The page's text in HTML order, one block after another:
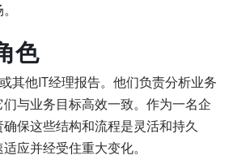
色
其他IT经理报告。他们负责分析业务
与业务目标高效一致。作为一名企
保这些结构和流程是灵活和持久
应并经受住重大变化。